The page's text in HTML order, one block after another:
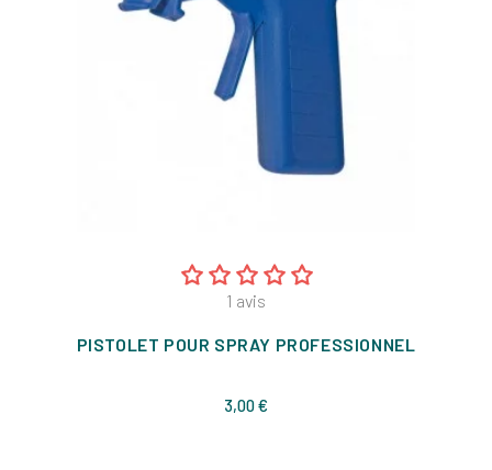
1 avis
PISTOLET POUR SPRAY PROFESSIONNEL
3,00 €